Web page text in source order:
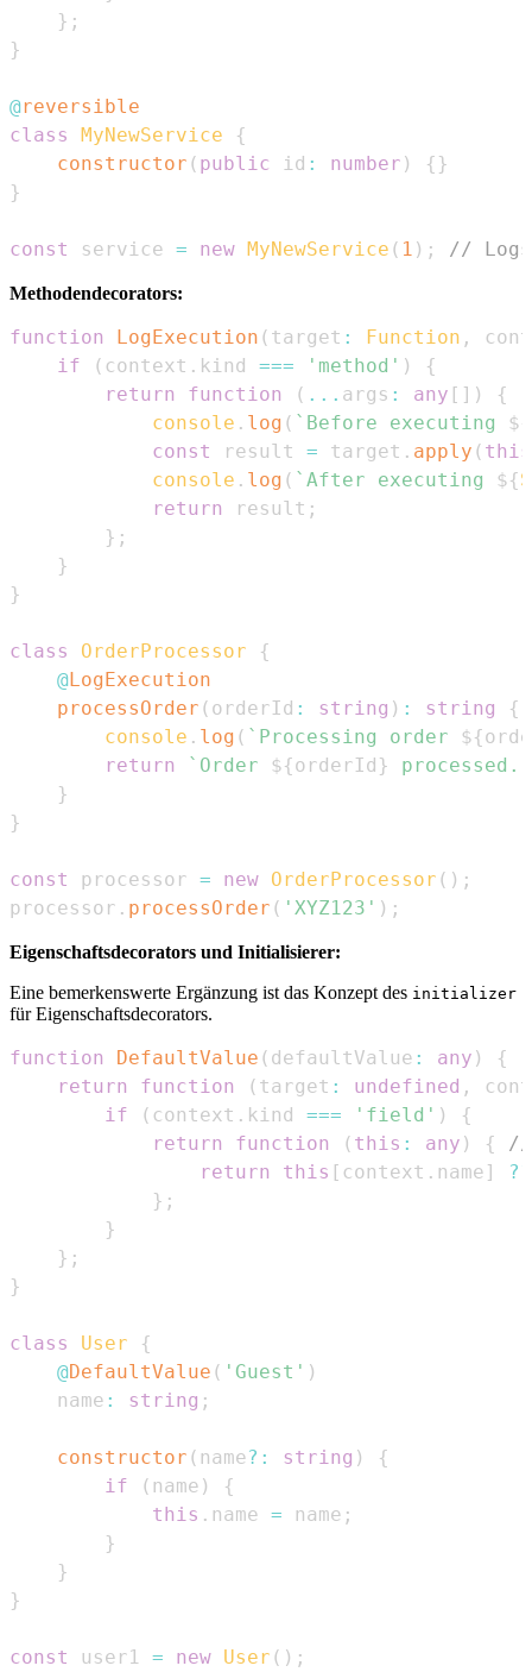
} ;
}
@reversible
class
MyNewService
{
constructor ( public id : number ) { }
}
const service = new MyNewService ( 1 ) ; //
Methodendecorators:
function LogExecution ( target : Function ,
if
( context . kind === 'method' )
{
return
function ( ... args : any [ ] )
{
console . log ( ` Before executing
${
const
result = target . apply ( this
console . log ( ` After executing ${
return
result ;
} ;
}
}
class OrderProcessor
{
@LogExecution
processOrder ( orderId : string ) : string
{
console . log ( ` Processing order ${
return
` Order ${orderId } processed.
}
}
const processor = new OrderProcessor ( ) ;
processor . processOrder ( 'XYZ123' ) ;
Eigenschaftsdecorators und Initialisierer:
Eine bemerkenswerte Ergänzung ist das Konzept des initializer
für Eigenschaftsdecorators.
function DefaultValue ( defaultValue : any )
{
return
function ( target : undefined ,
if
( context . kind === 'field' )
{
return
function ( this : any ) {
//
return
this [ context . name ]
??
} ;
}
} ;
}
class User
{
@DefaultValue ( 'Guest' )
    name
: string ;
constructor ( name? : string )
{
if
( name )
{
this . name = name ;
}
}
}
const user1 = new User ( ) ;